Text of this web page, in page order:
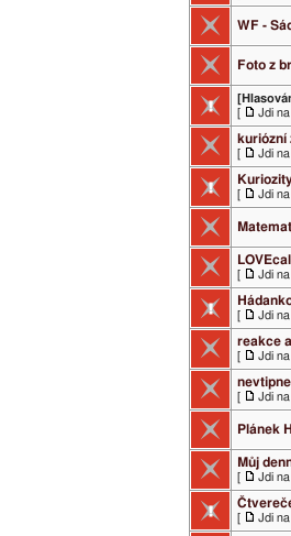
WF -
Foto z
[ Jdi
kuriózní
[ Jdi
[ Jdi
[ Jdi
[ Jdi
reakce
[ Jdi
[ Jdi
Plánek
Můj
[ Jdi
[ Jdi